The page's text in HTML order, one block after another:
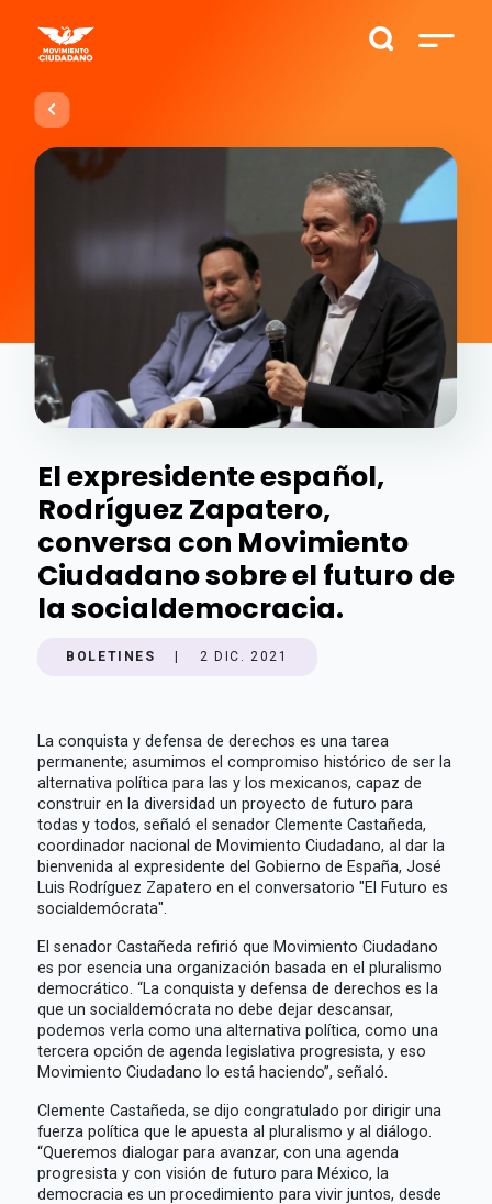
El expresidente español,
Rodríguez Zapatero,
conversa con Movimiento
Ciudadano sobre el futuro de
la socialdemocracia.
BOLETINES 2 DIC. 2021
La conquista y defensa de derechos es una tarea
permanente; asumimos el compromiso histórico de ser la
alternativa política para las y los mexicanos, capaz de
construir en la diversidad un proyecto de futuro para
todas y todos, señaló el senador Clemente Castañeda,
coordinador nacional de Movimiento Ciudadano, al dar la
bienvenida al expresidente del Gobierno de España, José
Luis Rodríguez Zapatero en el conversatorio "El Futuro es
socialdemócrata".
El senador Castañeda refirió que Movimiento Ciudadano
es por esencia una organización basada en el pluralismo
democrático. “La conquista y defensa de derechos es la
que un socialdemócrata no debe dejar descansar,
podemos verla como una alternativa política, como una
tercera opción de agenda legislativa progresista, y eso
Movimiento Ciudadano lo está haciendo”, señaló.
Clemente Castañeda, se dijo congratulado por dirigir una
fuerza política que le apuesta al pluralismo y al diálogo.
“Queremos dialogar para avanzar, con una agenda
progresista y con visión de futuro para México, la
democracia es un procedimiento para vivir juntos, desde